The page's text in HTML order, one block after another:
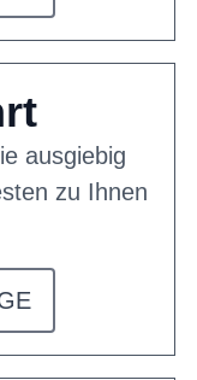
ausgiebig
zu Ihnen